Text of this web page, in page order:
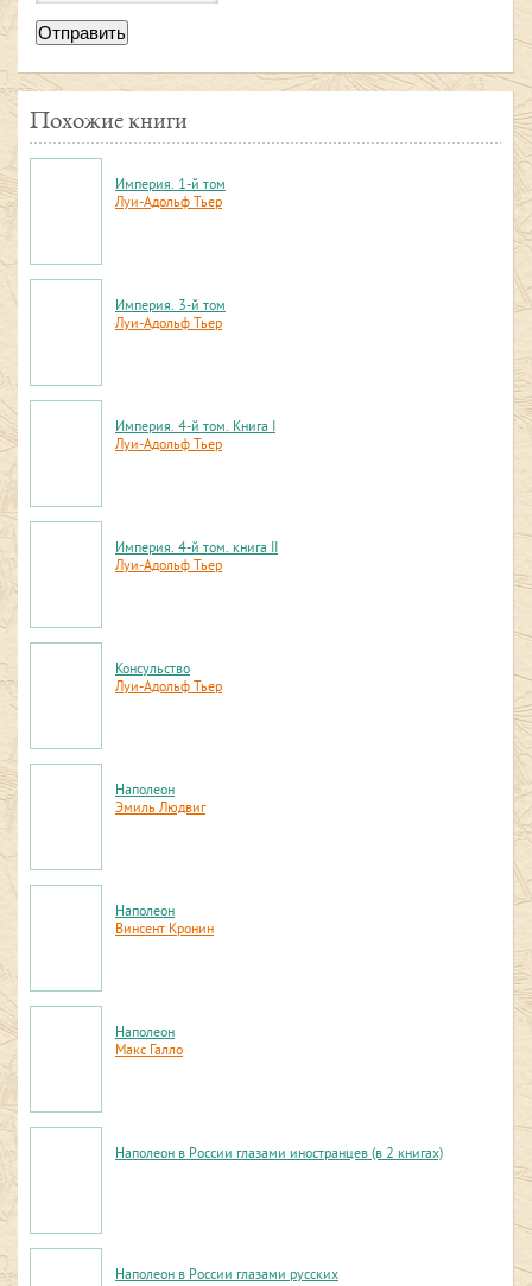
Отправить
Похожие книги
Империя. 1-й том
Луи-Адольф Тьер
Империя. 3-й том
Луи-Адольф Тьер
Империя. 4-й том. Книга I
Луи-Адольф Тьер
Империя. 4-й том. книга II
Луи-Адольф Тьер
Консульство
Луи-Адольф Тьер
Наполеон
Эмиль Людвиг
Наполеон
Винсент Кронин
Наполеон
Макс Галло
Наполеон в России глазами иностранцев (в 2 книгах)
Наполеон в России глазами русских